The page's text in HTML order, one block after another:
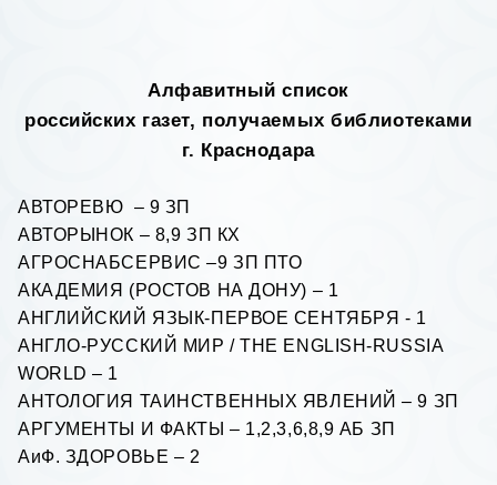
Алфавитный список
российских газет, получаемых библиотеками
г. Краснодара
АВТОРЕВЮ – 9 ЗП
АВТОРЫНОК – 8,9 ЗП КХ
АГРОСНАБСЕРВИС –9 ЗП ПТО
АКАДЕМИЯ (РОСТОВ НА ДОНУ) – 1
АНГЛИЙСКИЙ ЯЗЫК-ПЕРВОЕ СЕНТЯБРЯ - 1
АНГЛО-РУССКИЙ МИР /THE ENGLISH-RUSSIA
WORLD – 1
АНТОЛОГИЯ ТАИНСТВЕННЫХ ЯВЛЕНИЙ – 9 ЗП
АРГУМЕНТЫ И ФАКТЫ – 1,2,3,6,8,9 АБ ЗП
АиФ. ЗДОРОВЬЕ – 2